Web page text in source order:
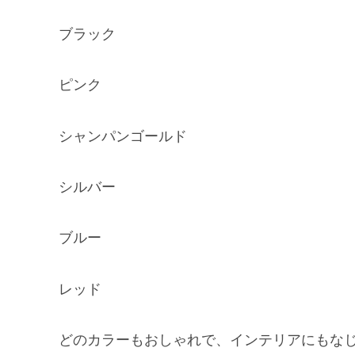
ブラック
ピンク
シャンパンゴールド
シルバー
ブルー
レッド
どのカラーもおしゃれで、インテリアにもな